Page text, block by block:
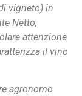
vigneto) in
Netto,
attenzione
il vino
agronomo